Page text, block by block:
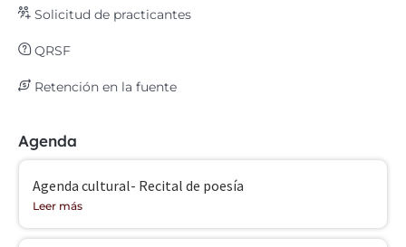
Solicitud de practicantes
QRSF
Retención en la fuente
Agenda
Agenda cultural- Recital de poesía
Leer más